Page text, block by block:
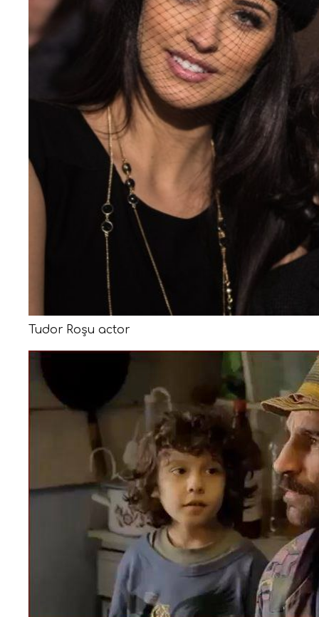
Tudor Roșu actor